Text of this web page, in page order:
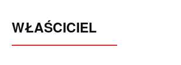
WŁAŚCICIEL